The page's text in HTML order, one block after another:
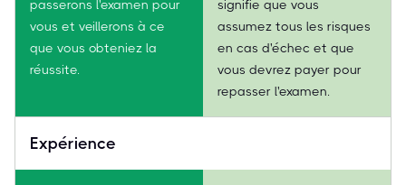
passerons l'examen pour
vous et veillerons à ce
que vous obteniez la
réussite.
signifie que vous
assumez tous les risques
en cas d'échec et que
vous devrez payer pour
repasser l'examen.
Expérience